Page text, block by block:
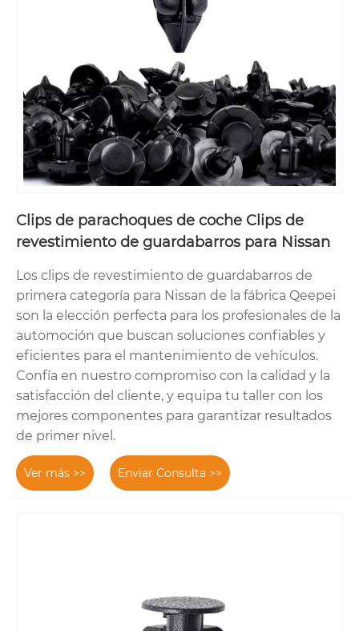
Clips de parachoques de coche Clips de
revestimiento de guardabarros para Nissan
Los clips de revestimiento de guardabarros de
primera categoría para Nissan de la fábrica Qeepei
son la elección perfecta para los profesionales de la
automoción que buscan soluciones confiables y
eficientes para el mantenimiento de vehículos.
Confía en nuestro compromiso con la calidad y la
satisfacción del cliente, y equipa tu taller con los
mejores componentes para garantizar resultados
de primer nivel.
Ver más >> Enviar Consulta >>